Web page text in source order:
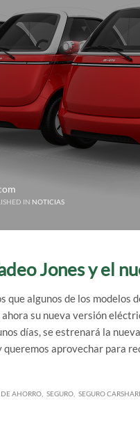
IN NOTICIAS
Jones y el
que algunos de los modelos
su nueva versión
días, se estrenará la
queremos aprovechar para
DE AHORRO SEGURO SEGURO